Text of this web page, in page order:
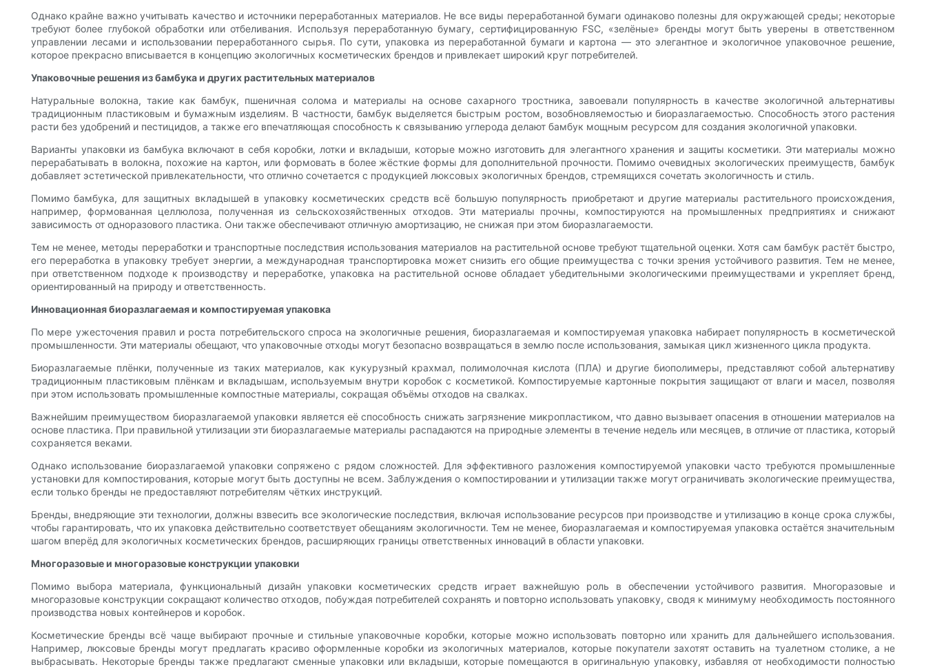
Однако крайне важно учитывать качество и источники переработанных материалов. Не все виды переработанной бумаги одинаково полезны для окружающей среды; некоторые
требуют более глубокой обработки или отбеливания. Используя переработанную бумагу, сертифицированную FSC, «зелёные» бренды могут быть уверены в ответственном
управлении лесами и использовании переработанного сырья. По сути, упаковка из переработанной бумаги и картона — это элегантное и экологичное упаковочное решение,
которое прекрасно вписывается в концепцию экологичных косметических брендов и привлекает широкий круг потребителей.
Упаковочные решения из бамбука и других растительных материалов
Натуральные волокна, такие как бамбук, пшеничная солома и материалы на основе сахарного тростника, завоевали популярность в качестве экологичной альтернативы
традиционным пластиковым и бумажным изделиям. В частности, бамбук выделяется быстрым ростом, возобновляемостью и биоразлагаемостью. Способность этого растения
расти без удобрений и пестицидов, а также его впечатляющая способность к связыванию углерода делают бамбук мощным ресурсом для создания экологичной упаковки.
Варианты упаковки из бамбука включают в себя коробки, лотки и вкладыши, которые можно изготовить для элегантного хранения и защиты косметики. Эти материалы можно
перерабатывать в волокна, похожие на картон, или формовать в более жёсткие формы для дополнительной прочности. Помимо очевидных экологических преимуществ, бамбук
добавляет эстетической привлекательности, что отлично сочетается с продукцией люксовых экологичных брендов, стремящихся сочетать экологичность и стиль.
Помимо бамбука, для защитных вкладышей в упаковку косметических средств всё большую популярность приобретают и другие материалы растительного происхождения,
например, формованная целлюлоза, полученная из сельскохозяйственных отходов. Эти материалы прочны, компостируются на промышленных предприятиях и снижают
зависимость от одноразового пластика. Они также обеспечивают отличную амортизацию, не снижая при этом биоразлагаемости.
Тем не менее, методы переработки и транспортные последствия использования материалов на растительной основе требуют тщательной оценки. Хотя сам бамбук растёт быстро,
его переработка в упаковку требует энергии, а международная транспортировка может снизить его общие преимущества с точки зрения устойчивого развития. Тем не менее,
при ответственном подходе к производству и переработке, упаковка на растительной основе обладает убедительными экологическими преимуществами и укрепляет бренд,
ориентированный на природу и ответственность.
Инновационная биоразлагаемая и компостируемая упаковка
По мере ужесточения правил и роста потребительского спроса на экологичные решения, биоразлагаемая и компостируемая упаковка набирает популярность в косметической
промышленности. Эти материалы обещают, что упаковочные отходы могут безопасно возвращаться в землю после использования, замыкая цикл жизненного цикла продукта.
Биоразлагаемые плёнки, полученные из таких материалов, как кукурузный крахмал, полимолочная кислота (ПЛА) и другие биополимеры, представляют собой альтернативу
традиционным пластиковым плёнкам и вкладышам, используемым внутри коробок с косметикой. Компостируемые картонные покрытия защищают от влаги и масел, позволяя
при этом использовать промышленные компостные материалы, сокращая объёмы отходов на свалках.
Важнейшим преимуществом биоразлагаемой упаковки является её способность снижать загрязнение микропластиком, что давно вызывает опасения в отношении материалов на
основе пластика. При правильной утилизации эти биоразлагаемые материалы распадаются на природные элементы в течение недель или месяцев, в отличие от пластика, который
сохраняется веками.
Однако использование биоразлагаемой упаковки сопряжено с рядом сложностей. Для эффективного разложения компостируемой упаковки часто требуются промышленные
установки для компостирования, которые могут быть доступны не всем. Заблуждения о компостировании и утилизации также могут ограничивать экологические преимущества,
если только бренды не предоставляют потребителям чётких инструкций.
Бренды, внедряющие эти технологии, должны взвесить все экологические последствия, включая использование ресурсов при производстве и утилизацию в конце срока службы,
чтобы гарантировать, что их упаковка действительно соответствует обещаниям экологичности. Тем не менее, биоразлагаемая и компостируемая упаковка остаётся значительным
шагом вперёд для экологичных косметических брендов, расширяющих границы ответственных инноваций в области упаковки.
Многоразовые и многоразовые конструкции упаковки
Помимо выбора материала, функциональный дизайн упаковки косметических средств играет важнейшую роль в обеспечении устойчивого развития. Многоразовые и
многоразовые конструкции сокращают количество отходов, побуждая потребителей сохранять и повторно использовать упаковку, сводя к минимуму необходимость постоянного
производства новых контейнеров и коробок.
Косметические бренды всё чаще выбирают прочные и стильные упаковочные коробки, которые можно использовать повторно или хранить для дальнейшего использования.
Например, люксовые бренды могут предлагать красиво оформленные коробки из экологичных материалов, которые покупатели захотят оставить на туалетном столике, а не
выбрасывать. Некоторые бренды также предлагают сменные упаковки или вкладыши, которые помещаются в оригинальную упаковку, избавляя от необходимости полностью